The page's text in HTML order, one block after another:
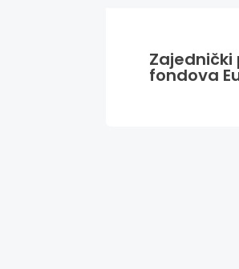
fondova